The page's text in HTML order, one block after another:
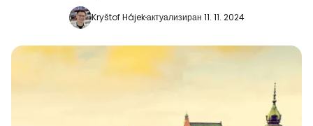
Kryštof Hájekактуализиран 11. 11. 2024
Продължете с имейл